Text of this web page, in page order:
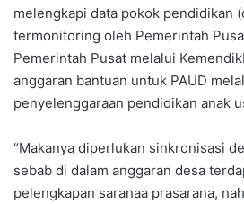
melengkapi data pokok pendidikan
termonitoring oleh Pemerintah
Pemerintah Pusat melalui
anggaran bantuan untuk PAUD
penyelenggaraan pendidikan anak
“Makanya diperlukan sinkronisasi
sebab di dalam anggaran desa
pelengkapan saranaa prasarana,